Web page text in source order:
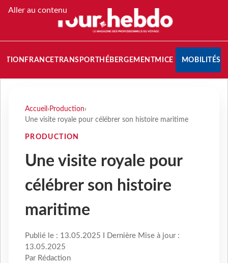
Aller au contenu
FRANCETRANSPORT HÉBERGEMENTMICE MOBILITÉS
Accueil › Production›
Une visite royale pour célébrer son histoire maritime
PRODUCTION
Une visite royale pour
célébrer son histoire
maritime
Publié le : 13.05.2025 I Dernière Mise à jour :
13.05.2025
Par Rédaction